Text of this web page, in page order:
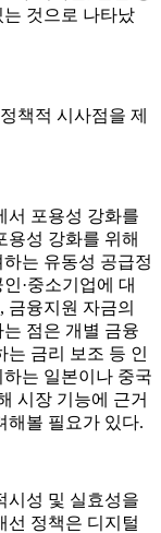
것으로 나타났
책적 시사점을 제
서 포용성 강화를
용성 강화를 위해
는 유동성 공급정
·중소기업에 대
, 금융지원 자금의
점은 개별 금융
는 금리 보조 등 인
는 일본이나 중국
시장 기능에 근거
해볼 필요가 있다.
시성 및 실효성을
선 정책은 디지털